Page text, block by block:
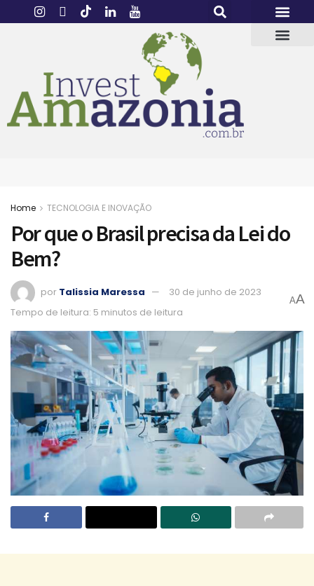
Home TECNOLOGIA E INOVAÇÃO
Por que o Brasil precisa da Lei do
Bem?
por Talissia Maressa
30 de junho de 2023
Tempo de leitura: 5 minutos de leitura
AA